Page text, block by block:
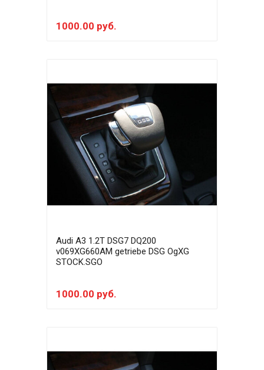
1000.00 руб.
Audi A3 1.2T DSG7 DQ200
v069XG660AM getriebe DSG OgXG
STOCK.SGO
1000.00 руб.